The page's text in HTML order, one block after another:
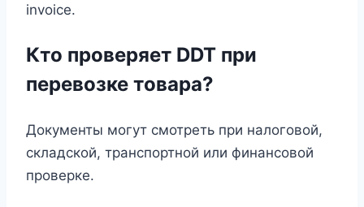
invoice.
Кто проверяет DDT при
перевозке товара?
Документы могут смотреть при налоговой,
складской, транспортной или финансовой
проверке.